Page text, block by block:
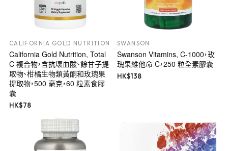
CALIFORNIA GOLD NUTRITION
California Gold Nutrition, Total
C 複合物，含抗壞血酸、餘甘子提
取物、柑橘生物類黃酮和玫瑰果
提取物，500 毫克，60 粒素食膠
囊
HK$78
SWANSON
Swanson Vitamins, C-1000，玫
瑰果維他命 C，250 粒全素膠囊
HK$138